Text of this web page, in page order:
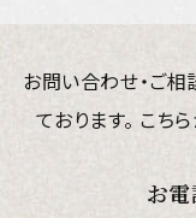
お問い合わせ・ご
ております。 こち
お